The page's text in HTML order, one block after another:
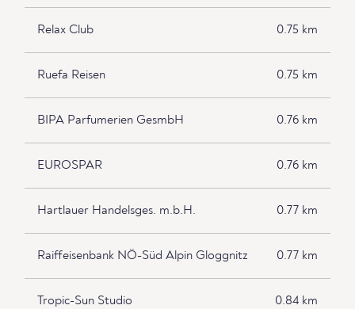
Relax Club 0.75 km
Ruefa Reisen 0.75 km
BIPA Parfumerien GesmbH 0.76 km
EUROSPAR 0.76 km
Hartlauer Handelsges. m.b.H. 0.77 km
Raiffeisenbank NÖ-Süd Alpin Gloggnitz 0.77 km
Tropic-Sun Studio 0.84 km